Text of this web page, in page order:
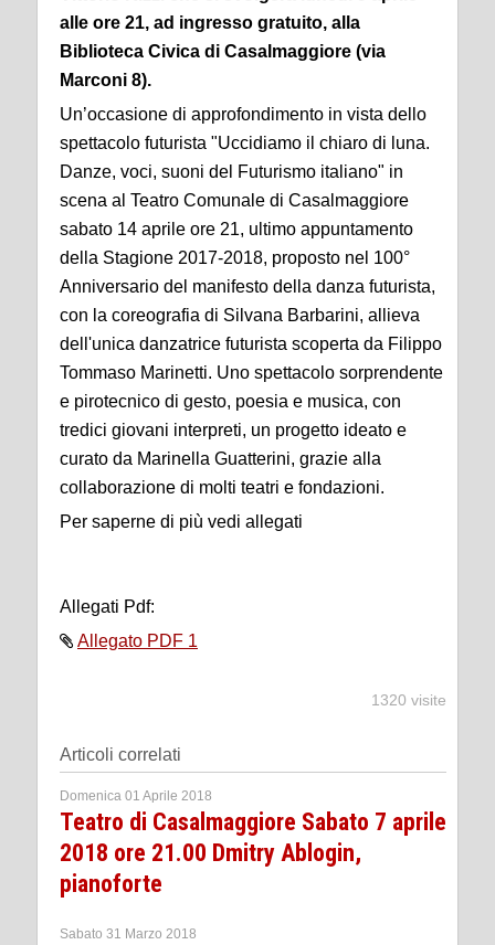
alle ore 21, ad ingresso gratuito, alla
Biblioteca Civica di Casalmaggiore (via
Marconi 8).
Un’occasione di approfondimento in vista dello
spettacolo futurista "Uccidiamo il chiaro di luna.
Danze, voci, suoni del Futurismo italiano" in
scena al Teatro Comunale di Casalmaggiore
sabato 14 aprile ore 21, ultimo appuntamento
della Stagione 2017-2018, proposto nel 100°
Anniversario del manifesto della danza futurista,
con la coreografia di Silvana Barbarini, allieva
dell'unica danzatrice futurista scoperta da Filippo
Tommaso Marinetti. Uno spettacolo sorprendente
e pirotecnico di gesto, poesia e musica, con
tredici giovani interpreti, un progetto ideato e
curato da Marinella Guatterini, grazie alla
collaborazione di molti teatri e fondazioni.
Per saperne di più vedi allegati
Allegati Pdf:
Allegato PDF 1
1320 visite
Articoli correlati
Domenica 01 Aprile 2018
Teatro di Casalmaggiore Sabato 7 aprile
2018 ore 21.00 Dmitry Ablogin,
pianoforte
Sabato 31 Marzo 2018